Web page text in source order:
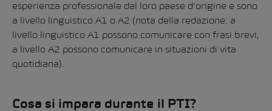
esperienza professionale dal loro paese d’origine e sono
a livello linguistico A1 o A2 (nota della redazione: a
livello linguistico A1 possono comunicare con frasi brevi,
a livello A2 possono comunicare in situazioni di vita
quotidiana).
Cosa si impara durante il PTI?